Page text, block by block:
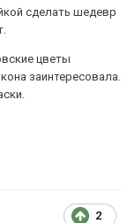
сделать шедевр
цветы
заинтересовала.
2